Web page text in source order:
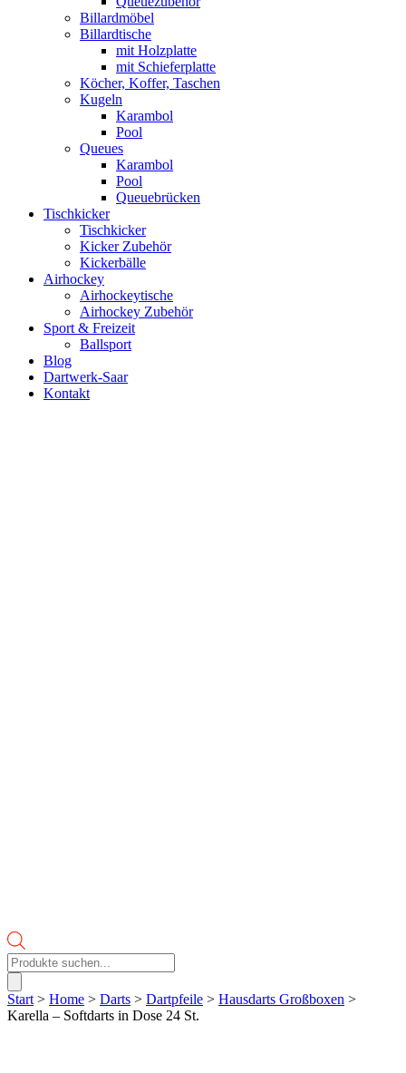
Billardmöbel
Billardtische
mit Holzplatte
mit Schieferplatte
Köcher, Koffer, Taschen
Kugeln
Karambol
Pool
Queues
Karambol
Pool
Queuebrücken
Tischkicker
Tischkicker
Kicker Zubehör
Kickerbälle
Airhockey
Airhockeytische
Airhockey Zubehör
Sport & Freizeit
Ballsport
Blog
Dartwerk-Saar
Kontakt
Products
search
Start > Home > Darts > Dartpfeile > Hausdarts Großboxen >
Karella – Softdarts in Dose 24 St.